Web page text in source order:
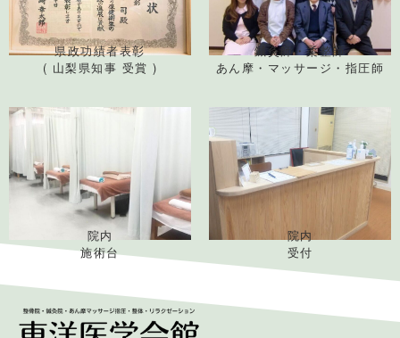
県政功績者表彰
( 山梨県知事 受賞 )
鍼灸師・柔整師
あん摩・マッサージ・指圧師
院内
施術台
院内
受付